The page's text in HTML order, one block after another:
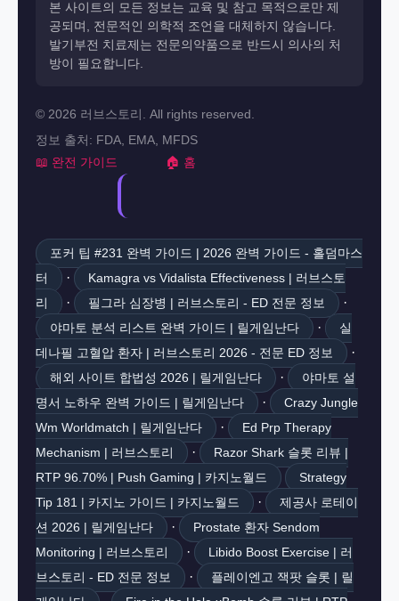
본 사이트의 모든 정보는 교육 및 참고 목적으로만 제
공되며, 전문적인 의학적 조언을 대체하지 않습니다.
발기부전 치료제는 전문의약품으로 반드시 의사의 처
방이 필요합니다.
© 2026 러브스토리. All rights reserved.
정보 출처: FDA, EMA, MFDS
📖 완전 가이드 🏠 홈
포커 팁 #231 완벽 가이드 | 2026 완벽 가이드 - 홀덤마스
터
·
Kamagra vs Vidalista Effectiveness | 러브스토
리
· 필그라 심장병 | 러브스토리 - ED 전문 정보 ·
야마토 분석 리스트 완벽 가이드 | 릴게임난다 ·
실
데나필 고혈압 환자 | 러브스토리 2026 - 전문 ED 정보
·
해외 사이트 합법성 2026 | 릴게임난다 ·
야마토 설
명서 노하우 완벽 가이드 | 릴게임난다
·
Crazy Jungle
Wm Worldmatch | 릴게임난다
·
Ed Prp Therapy
Mechanism | 러브스토리
·
Razor Shark 슬롯 리뷰 |
RTP 96.70% | Push Gaming | 카지노월드
Strategy
Tip 181 | 카지노 가이드 | 카지노월드
·
제공사 로테이
션 2026 | 릴게임난다
·
Prostate 환자 Sendom
Monitoring | 러브스토리
·
Libido Boost Exercise | 러
브스토리 - ED 전문 정보
·
플레이엔고 잭팟 슬롯 | 릴